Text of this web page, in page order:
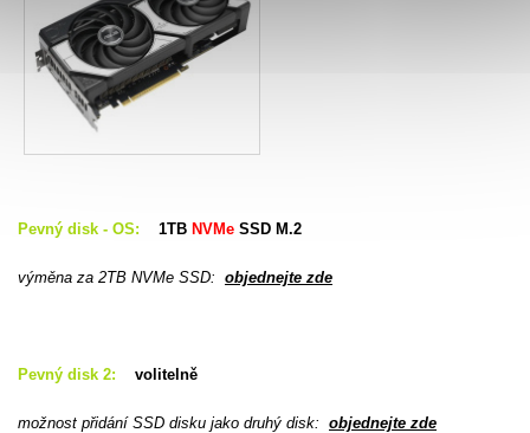
Pevný disk - OS: 1TB NVMe SSD M.2
výměna za 2TB NVMe SSD: objednejte zde
Pevný disk 2: volitelně
možnost přidání SSD disku jako druhý disk: objednejte zde